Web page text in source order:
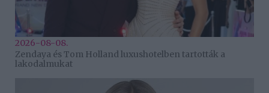
2026-08-08.
Zendaya és Tom Holland luxushotelben tartották a
lakodalmukat